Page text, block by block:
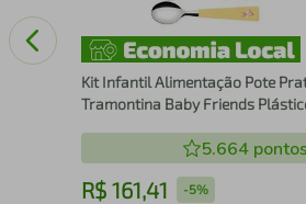
Kit Infantil Alimentação Pote
Tramontina Baby Friends
5.664 pontos
R$ 161,41 -5%